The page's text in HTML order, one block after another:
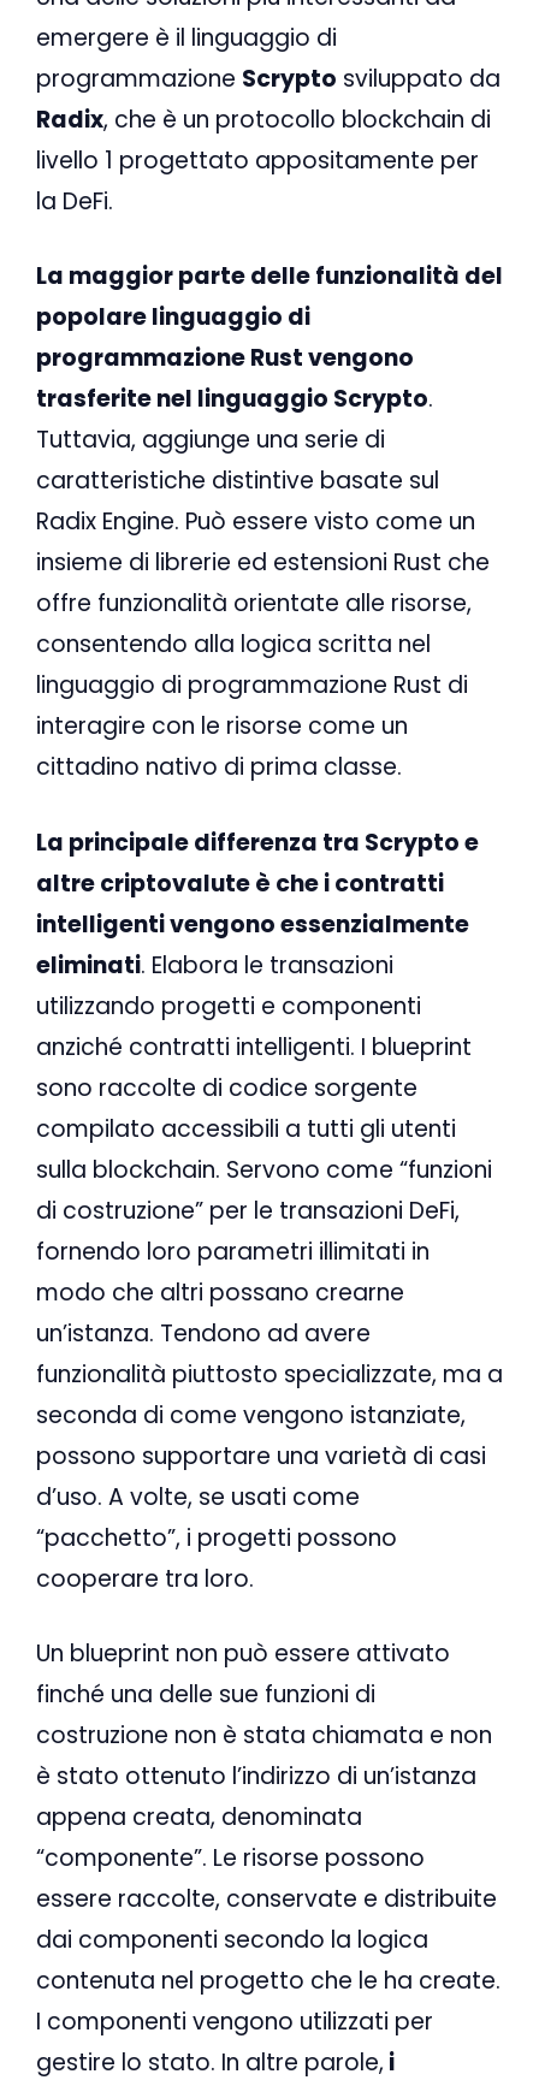
emergere è il linguaggio di
programmazione Scrypto sviluppato da
Radix, che è un protocollo blockchain di
livello 1 progettato appositamente per
la DeFi.
La maggior parte delle funzionalità del
popolare linguaggio di
programmazione Rust vengono
trasferite nel linguaggio Scrypto.
Tuttavia, aggiunge una serie di
caratteristiche distintive basate sul
Radix Engine. Può essere visto come un
insieme di librerie ed estensioni Rust che
offre funzionalità orientate alle risorse,
consentendo alla logica scritta nel
linguaggio di programmazione Rust di
interagire con le risorse come un
cittadino nativo di prima classe.
La principale differenza tra Scrypto e
altre criptovalute è che i contratti
intelligenti vengono essenzialmente
eliminati. Elabora le transazioni
utilizzando progetti e componenti
anziché contratti intelligenti. I blueprint
sono raccolte di codice sorgente
compilato accessibili a tutti gli utenti
sulla blockchain. Servono come “funzioni
di costruzione” per le transazioni DeFi,
fornendo loro parametri illimitati in
modo che altri possano crearne
un’istanza. Tendono ad avere
funzionalità piuttosto specializzate, ma a
seconda di come vengono istanziate,
possono supportare una varietà di casi
d’uso. A volte, se usati come
“pacchetto”, i progetti possono
cooperare tra loro.
Un blueprint non può essere attivato
finché una delle sue funzioni di
costruzione non è stata chiamata e non
è stato ottenuto l’indirizzo di un’istanza
appena creata, denominata
“componente”. Le risorse possono
essere raccolte, conservate e distribuite
dai componenti secondo la logica
contenuta nel progetto che le ha create.
I componenti vengono utilizzati per
gestire lo stato. In altre parole, i